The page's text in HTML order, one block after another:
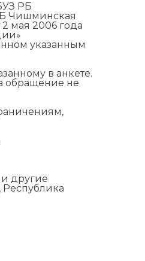
РБ
Чишминская
мая 2006 года
указанным
в анкете.
обращение не
другие
Республика